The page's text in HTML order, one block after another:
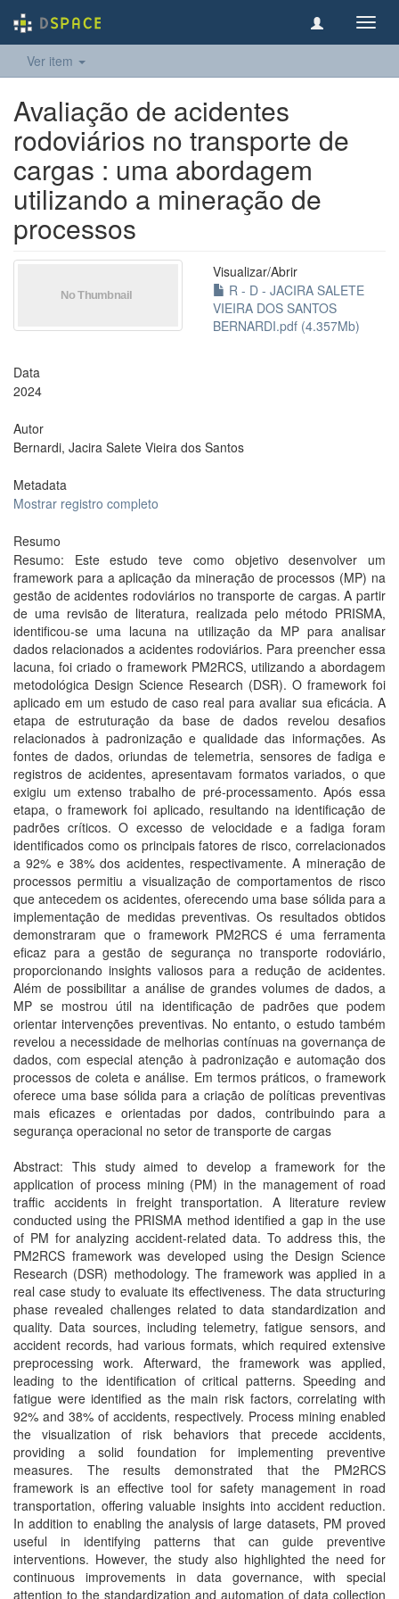
Ver item
Avaliação de acidentes
rodoviários no transporte de
cargas : uma abordagem
utilizando a mineração de
processos
Visualizar/Abrir
R - D - JACIRA SALETE
VIEIRA DOS SANTOS
BERNARDI.pdf (4.357Mb)
Data
2024
Autor
Bernardi, Jacira Salete Vieira dos Santos
Metadata
Mostrar registro completo
Resumo
Resumo: Este estudo teve como objetivo desenvolver um
framework para a aplicação da mineração de processos (MP) na
gestão de acidentes rodoviários no transporte de cargas. A partir
de uma revisão de literatura, realizada pelo método PRISMA,
identificou-se uma lacuna na utilização da MP para analisar
dados relacionados a acidentes rodoviários. Para preencher essa
lacuna, foi criado o framework PM2RCS, utilizando a abordagem
metodológica Design Science Research (DSR). O framework foi
aplicado em um estudo de caso real para avaliar sua eficácia. A
etapa de estruturação da base de dados revelou desafios
relacionados à padronização e qualidade das informações. As
fontes de dados, oriundas de telemetria, sensores de fadiga e
registros de acidentes, apresentavam formatos variados, o que
exigiu um extenso trabalho de pré-processamento. Após essa
etapa, o framework foi aplicado, resultando na identificação de
padrões críticos. O excesso de velocidade e a fadiga foram
identificados como os principais fatores de risco, correlacionados
a 92% e 38% dos acidentes, respectivamente. A mineração de
processos permitiu a visualização de comportamentos de risco
que antecedem os acidentes, oferecendo uma base sólida para a
implementação de medidas preventivas. Os resultados obtidos
demonstraram que o framework PM2RCS é uma ferramenta
eficaz para a gestão de segurança no transporte rodoviário,
proporcionando insights valiosos para a redução de acidentes.
Além de possibilitar a análise de grandes volumes de dados, a
MP se mostrou útil na identificação de padrões que podem
orientar intervenções preventivas. No entanto, o estudo também
revelou a necessidade de melhorias contínuas na governança de
dados, com especial atenção à padronização e automação dos
processos de coleta e análise. Em termos práticos, o framework
oferece uma base sólida para a criação de políticas preventivas
mais eficazes e orientadas por dados, contribuindo para a
segurança operacional no setor de transporte de cargas
Abstract: This study aimed to develop a framework for the
application of process mining (PM) in the management of road
traffic accidents in freight transportation. A literature review
conducted using the PRISMA method identified a gap in the use
of PM for analyzing accident-related data. To address this, the
PM2RCS framework was developed using the Design Science
Research (DSR) methodology. The framework was applied in a
real case study to evaluate its effectiveness. The data structuring
phase revealed challenges related to data standardization and
quality. Data sources, including telemetry, fatigue sensors, and
accident records, had various formats, which required extensive
preprocessing work. Afterward, the framework was applied,
leading to the identification of critical patterns. Speeding and
fatigue were identified as the main risk factors, correlating with
92% and 38% of accidents, respectively. Process mining enabled
the visualization of risk behaviors that precede accidents,
providing a solid foundation for implementing preventive
measures. The results demonstrated that the PM2RCS
framework is an effective tool for safety management in road
transportation, offering valuable insights into accident reduction.
In addition to enabling the analysis of large datasets, PM proved
useful in identifying patterns that can guide preventive
interventions. However, the study also highlighted the need for
continuous improvements in data governance, with special
attention to the standardization and automation of data collection